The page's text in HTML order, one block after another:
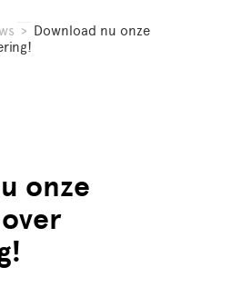
> Download nu onze
onze